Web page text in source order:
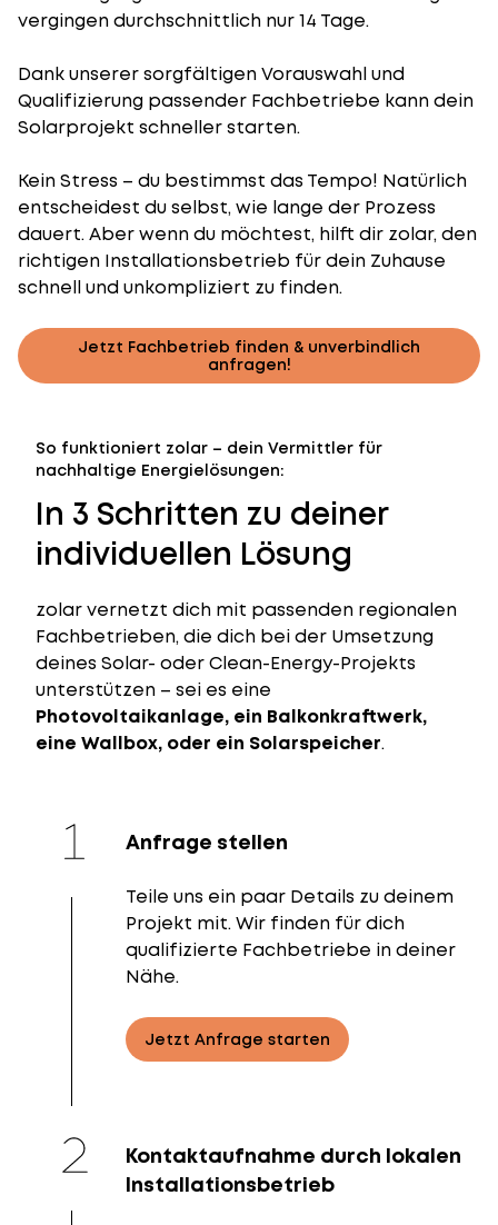
vergingen durchschnittlich nur 14 Tage.
Dank unserer sorgfältigen Vorauswahl und
Qualifizierung passender Fachbetriebe kann dein
Solarprojekt schneller starten.
Kein Stress – du bestimmst das Tempo! Natürlich
entscheidest du selbst, wie lange der Prozess
dauert. Aber wenn du möchtest, hilft dir zolar, den
richtigen Installationsbetrieb für dein Zuhause
schnell und unkompliziert zu finden.
Jetzt Fachbetrieb finden & unverbindlich
anfragen!
So funktioniert zolar – dein Vermittler für
nachhaltige Energielösungen:
In 3 Schritten zu deiner
individuellen Lösung
zolar vernetzt dich mit passenden regionalen
Fachbetrieben, die dich bei der Umsetzung
deines Solar- oder Clean-Energy-Projekts
unterstützen – sei es eine
Photovoltaikanlage, ein Balkonkraftwerk,
eine Wallbox, oder ein Solarspeicher.
Anfrage stellen
Teile uns ein paar Details zu deinem
Projekt mit. Wir finden für dich
qualifizierte Fachbetriebe in deiner
Nähe.
Jetzt Anfrage starten
Kontaktaufnahme durch lokalen
Installationsbetrieb